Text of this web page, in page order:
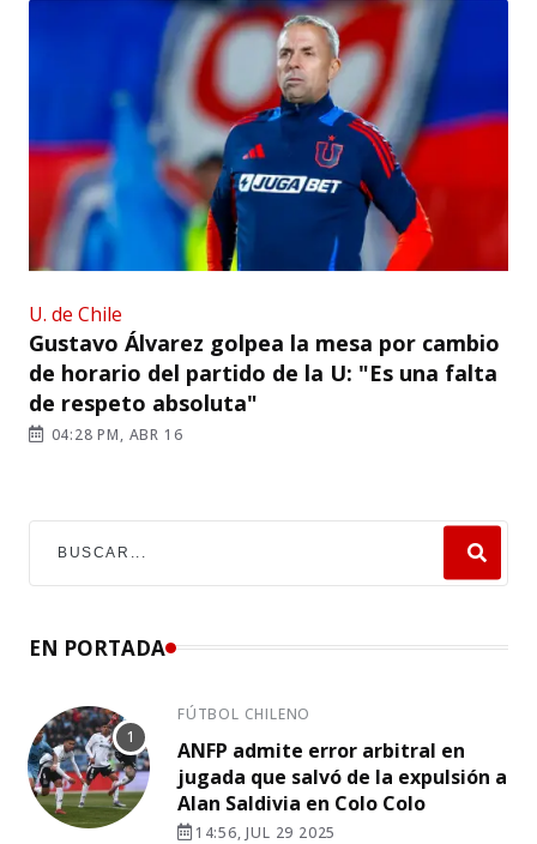
U. de Chile
Gustavo Álvarez golpea la mesa por cambio
de horario del partido de la U: "Es una falta
de respeto absoluta"
04:28 PM, ABR 16
EN PORTADA
FÚTBOL CHILENO
ANFP admite error arbitral en
jugada que salvó de la expulsión a
Alan Saldivia en Colo Colo
14:56, JUL 29 2025